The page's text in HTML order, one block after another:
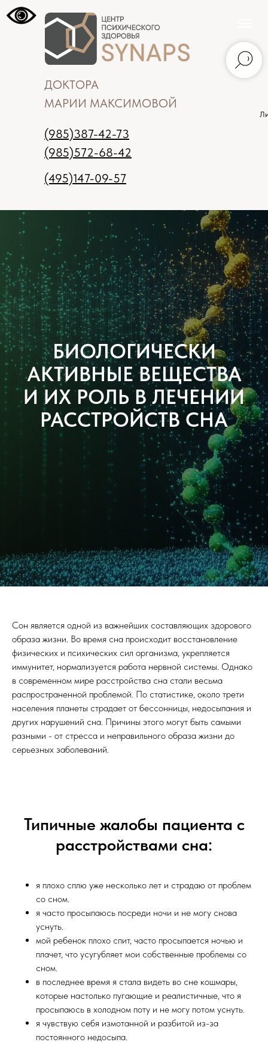
(985)387-42-73
(985)572-68-42
Москва
Садовая-
Самотечная 18с1
Записаться на прием
info@synaps-
center.ru
ДОКТОРА
МАРИИ МАКСИМОВОЙ
(495)147-09-57
БИОЛОГИЧЕСКИ
АКТИВНЫЕ ВЕЩЕСТВА
И ИХ РОЛЬ В ЛЕЧЕНИИ
РАССТРОЙСТВ СНА
Сон является одной из важнейших составляющих здорового
образа жизни. Во время сна происходит восстановление
физических и психических сил организма, укрепляется
иммунитет, нормализуется работа нервной системы. Однако
в современном мире расстройства сна стали весьма
распространенной проблемой. По статистике, около трети
населения планеты страдает от бессонницы, недосыпания и
других нарушений сна. Причины этого могут быть самыми
разными - от стресса и неправильного образа жизни до
серьезных заболеваний.
Типичные жалобы пациента с
расстройствами сна:
я плохо сплю уже несколько лет и страдаю от проблем
со сном.
я часто просыпаюсь посреди ночи и не могу снова
уснуть.
мой ребенок плохо спит, часто просыпается ночью и
плачет, что усугубляет мои собственные проблемы со
сном.
в последнее время я стала видеть во сне кошмары,
которые настолько пугающие и реалистичные, что я
просыпаюсь в холодном поту и не могу потом уснуть.
я чувствую себя измотанной и разбитой из-за
постоянного недосыпа.